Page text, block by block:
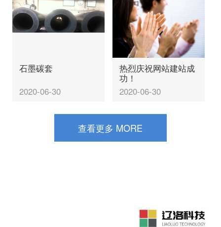
石墨碳套
2020-06-30
热烈庆祝网站建站成
功！
2020-06-30
查看更多 MORE